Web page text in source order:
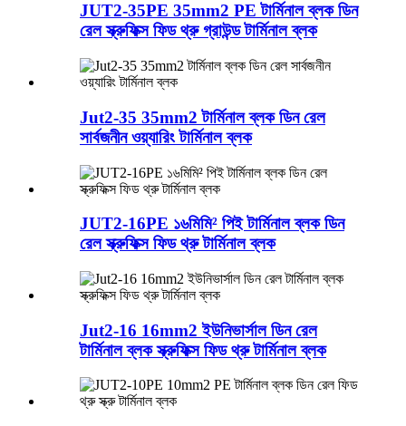
JUT2-35PE 35mm2 PE টার্মিনাল ব্লক ডিন
রেল স্ক্রুফিক্স ফিড থ্রু গ্রাউন্ড টার্মিনাল ব্লক
Jut2-35 35mm2 টার্মিনাল ব্লক ডিন রেল
সার্বজনীন ওয়্যারিং টার্মিনাল ব্লক
JUT2-16PE ১৬মিমি² পিই টার্মিনাল ব্লক ডিন
রেল স্ক্রুফিক্স ফিড থ্রু টার্মিনাল ব্লক
Jut2-16 16mm2 ইউনিভার্সাল ডিন রেল
টার্মিনাল ব্লক স্ক্রুফিক্স ফিড থ্রু টার্মিনাল ব্লক